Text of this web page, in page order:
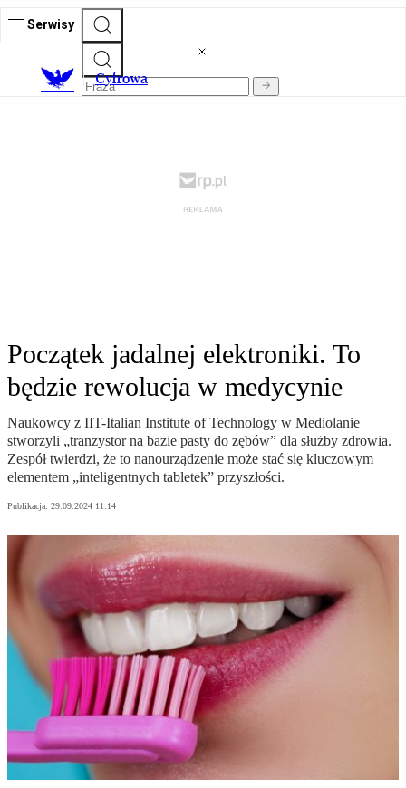
Serwisy
Cyfrowa
Początek jadalnej elektroniki. To
będzie rewolucja w medycynie
Naukowcy z IIT-Italian Institute of Technology w Mediolanie
stworzyli „tranzystor na bazie pasty do zębów” dla służby zdrowia.
Zespół twierdzi, że to nanourządzenie może stać się kluczowym
elementem „inteligentnych tabletek” przyszłości.
Publikacja: 29.09.2024 11:14